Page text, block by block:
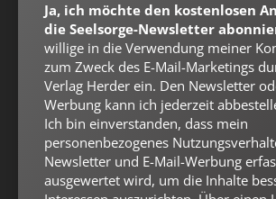
AGB und Widerrufsbelehrung Datenschutz
Impressum
Vertrag widerrufen Abo
Ja, ich möchte den kostenlosen
die Seelsorge-Newsletter
willige in die Verwendung meiner
zum Zweck des E-Mail-Marketings
Verlag Herder ein. Den Newsletter
Werbung kann ich jederzeit
Ich bin einverstanden, dass mein
personenbezogenes
Newsletter und E-Mail-Werbung
ausgewertet wird, um die Inhalte